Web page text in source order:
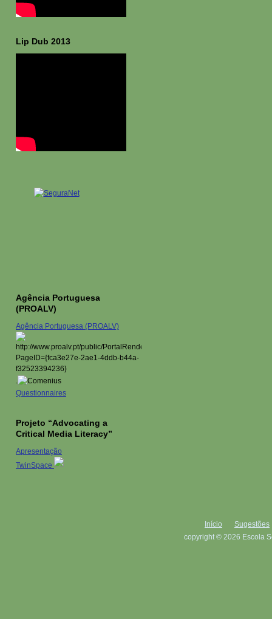
Lip Dub 2013
Agência Portuguesa
(PROALV)
Agência Portuguesa (PROALV)
.
Questionnaires
Projeto “Advocating a
Critical Media Literacy”
Apresentação
TwinSpace
Início
Sugestões
copyright © 2026 Escola